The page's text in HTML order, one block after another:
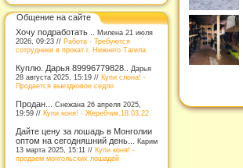
Общение на сайте
Хочу подработать .. Милена 21 июля
2026, 09:23 // Работа - Требуются
сотрудники в прокат г. Нижнего Тагила
Куплю. Дарья 89996779828..
Дарья
28 августа 2025, 15:19 // Купи слона! -
Продается выездковое седло
Продан... Снежана 26 апреля 2025,
19:59 // Купи коня! - Жеребчик.18.03.22
Дайте цену за лошадь в Монголии
оптом на сегодняшний день... Карим
13 марта 2025, 15:11 // Купи коня! -
продаем монгольских лошадей